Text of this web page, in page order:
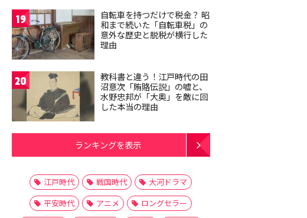
19
自転車を持つだけで税金？ 昭
和まで続いた「自転車税」の
意外な歴史と脱税が横行した
理由
20
教科書と違う！江戸時代の田
沼意次「賄賂伝説」の嘘と、
水野忠邦が「大奥」を敵に回
した本当の理由
ランキングを表示
江戸時代 戦国時代
大河ドラマ
平安時代
アニメ
ロングセラー